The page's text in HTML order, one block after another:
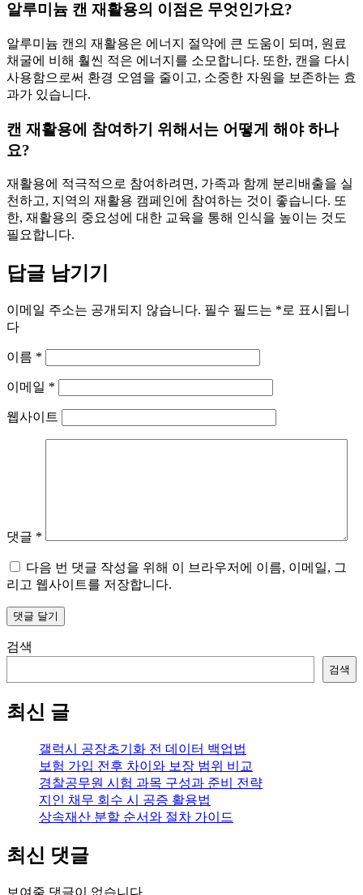
알루미늄 캔 재활용의 이점은 무엇인가요?
알루미늄 캔의 재활용은 에너지 절약에 큰 도움이 되며, 원료
채굴에 비해 훨씬 적은 에너지를 소모합니다. 또한, 캔을 다시
사용함으로써 환경 오염을 줄이고, 소중한 자원을 보존하는 효
과가 있습니다.
캔 재활용에 참여하기 위해서는 어떻게 해야 하나
요?
재활용에 적극적으로 참여하려면, 가족과 함께 분리배출을 실
천하고, 지역의 재활용 캠페인에 참여하는 것이 좋습니다. 또
한, 재활용의 중요성에 대한 교육을 통해 인식을 높이는 것도
필요합니다.
답글 남기기
이메일 주소는 공개되지 않습니다. 필수 필드는 *로 표시됩니
다
이름 *
이메일 *
웹사이트
댓글 *
다음 번 댓글 작성을 위해 이 브라우저에 이름, 이메일, 그
리고 웹사이트를 저장합니다.
검색
검색
최신 글
갤럭시 공장초기화 전 데이터 백업법
보험 가입 전후 차이와 보장 범위 비교
경찰공무원 시험 과목 구성과 준비 전략
지인 채무 회수 시 공증 활용법
상속재산 분할 순서와 절차 가이드
최신 댓글
보여줄 댓글이 없습니다.